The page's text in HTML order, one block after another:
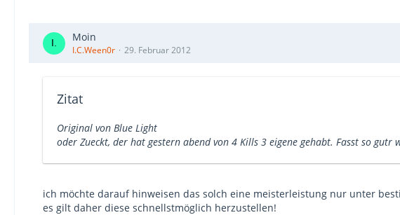
Moin
I.C.Ween0r 29. Februar 2012
Zitat
Original von Blue Light
oder Zueckt, der hat gestern abend von 4 Kills 3 eigene gehabt. Fasst so gutr
ich möchte darauf hinweisen das solch eine meisterleistung nur unter
es gilt daher diese schnellstmöglich herzustellen!